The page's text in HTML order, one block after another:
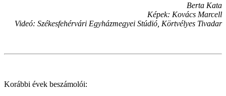
Berta Kata
Képek: Kovács Marcell
Videó: Székesfehérvári Egyházmegyei Stúdió, Körtvélyes Tivadar
Korábbi évek beszámolói: